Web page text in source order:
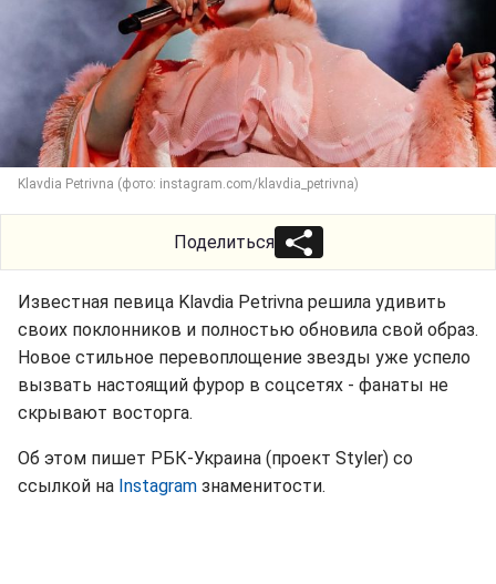
Klavdia Petrivna (фото: instagram.com/klavdia_petrivna)
Поделиться
Известная певица Klavdia Petrivna решила удивить
своих поклонников и полностью обновила свой образ.
Новое стильное перевоплощение звезды уже успело
вызвать настоящий фурор в соцсетях - фанаты не
скрывают восторга.
Об этом пишет РБК-Украина (проект Styler) со
ссылкой на Instagram знаменитости.